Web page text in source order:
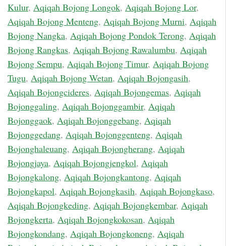
Kulur, Aqiqah Bojong Longok, Aqiqah Bojong Lor,
Aqiqah Bojong Menteng, Aqiqah Bojong Murni, Aqiqah
Bojong Nangka, Aqiqah Bojong Pondok Terong, Aqiqah
Bojong Rangkas, Aqiqah Bojong Rawalumbu, Aqiqah
Bojong Sempu, Aqiqah Bojong Timur, Aqiqah Bojong
Tugu, Aqiqah Bojong Wetan, Aqiqah Bojongasih,
Aqiqah Bojongcideres, Aqiqah Bojongemas, Aqiqah
Bojonggaling, Aqiqah Bojonggambir, Aqiqah
Bojonggaok, Aqiqah Bojonggebang, Aqiqah
Bojonggedang, Aqiqah Bojonggenteng, Aqiqah
Bojonghaleuang, Aqiqah Bojongherang, Aqiqah
Bojongjaya, Aqiqah Bojongjengkol, Aqiqah
Bojongkalong, Aqiqah Bojongkantong, Aqiqah
Bojongkapol, Aqiqah Bojongkasih, Aqiqah Bojongkaso,
Aqiqah Bojongkeding, Aqiqah Bojongkembar, Aqiqah
Bojongkerta, Aqiqah Bojongkokosan, Aqiqah
Bojongkondang, Aqiqah Bojongkoneng, Aqiqah